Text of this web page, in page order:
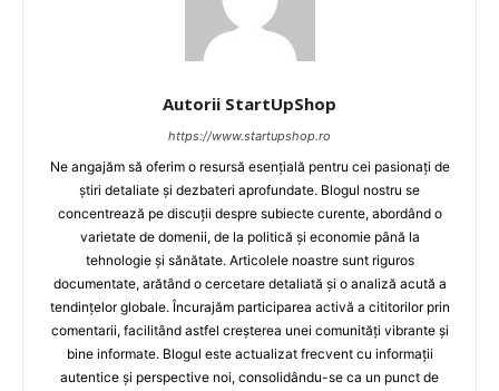
Autorii StartUpShop
https://www.startupshop.ro
Ne angajăm să oferim o resursă esențială pentru cei pasionați de
știri detaliate și dezbateri aprofundate. Blogul nostru se
concentrează pe discuții despre subiecte curente, abordând o
varietate de domenii, de la politică și economie până la
tehnologie și sănătate. Articolele noastre sunt riguros
documentate, arătând o cercetare detaliată și o analiză acută a
tendințelor globale. Încurajăm participarea activă a cititorilor prin
comentarii, facilitând astfel creșterea unei comunități vibrante și
bine informate. Blogul este actualizat frecvent cu informații
autentice și perspective noi, consolidându-se ca un punct de